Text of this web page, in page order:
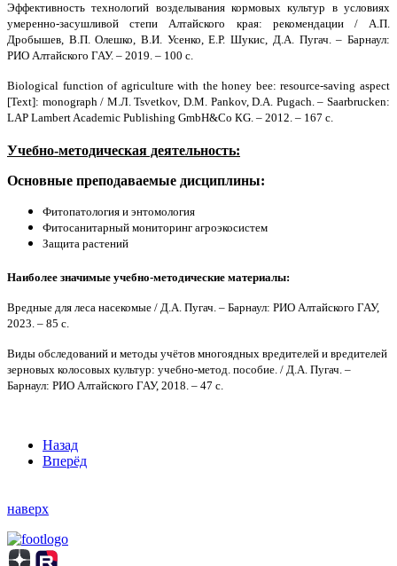
Эффективность технологий возделывания кормовых культур в условиях
умеренно-засушливой степи Алтайского края: рекомендации / А.П.
Дробышев, В.П. Олешко, В.И. Усенко, Е.Р. Шукис, Д.А. Пугач. – Барнаул:
РИО Алтайского ГАУ. – 2019. – 100 с.
Biological function of agriculture with the honey bee: resource-saving aspect
[Text]: monograph / M.Л. Tsvetkov, D.M. Pankov, D.A. Pugach. –Saarbrucken:
LAP Lambert Academic Publishing GmbH&Сo КG. – 2012. – 167 с.
Учебно-методическая деятельность:
Основные преподаваемые дисциплины:
Фитопатология и энтомология
Фитосанитарный мониторинг агроэкосистем
Защита растений
Наиболее значимые учебно-методические материалы:
Вредные для леса насекомые / Д.А. Пугач. – Барнаул: РИО Алтайского ГАУ,
2023. – 85 с.
Виды обследований и методы учётов многоядных вредителей и вредителей
зерновых колосовых культур: учебно-метод. пособие. / Д.А. Пугач. –
Барнаул: РИО Алтайского ГАУ, 2018. – 47 с.
Назад
Вперёд
наверх